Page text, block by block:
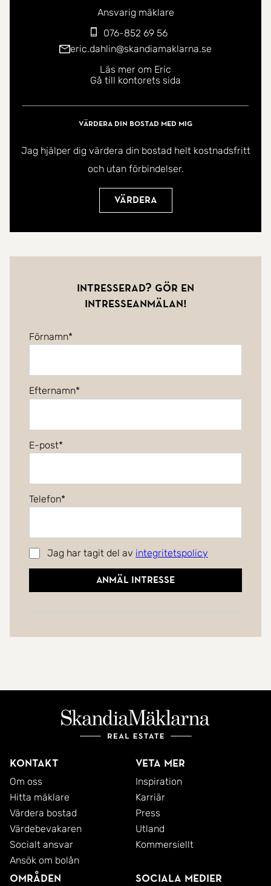
Ansvarig mäklare
076-852 69 56
eric.dahlin@skandiamaklarna.se
Läs mer om Eric
Gå till kontorets sida
Värdera din bostad med mig
Jag hjälper dig värdera din bostad helt kostnadsfritt
och utan förbindelser.
Värdera
Intresserad? Gör en
intresseanmälan!
Förnamn
Efternamn
E-post
Telefon
Jag har tagit del av integritetspolicy
Anmäl intresse
Kontakt
Om oss
Hitta mäklare
Värdera bostad
Värdebevakaren
Socialt ansvar
Ansök om bolån
Veta mer
Inspiration
Karriär
Press
Utland
Kommersiellt
Områden Sociala medier